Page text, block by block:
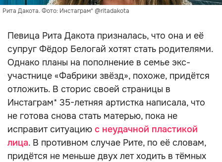
Рита Дакота. Фото: Инстаграм* @ritadakota
Певица Рита Дакота призналась, что она и её
супруг Фёдор Белогай хотят стать родителями.
Однако планы на пополнение в семье экс-
участнице «Фабрики звёзд», похоже, придётся
отложить. В сторис своей страницы в
Инстаграм* 35-летняя артистка написала, что
не готова снова стать матерью, пока не
исправит ситуацию с неудачной пластикой
лица. В противном случае Рите, по её словам,
придётся не меньше двух лет ходить в тёмных